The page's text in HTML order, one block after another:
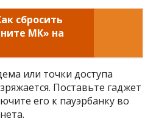
сбросить
МК» на
или точки доступа
Поставьте гаджет
его к пауэрбанку во